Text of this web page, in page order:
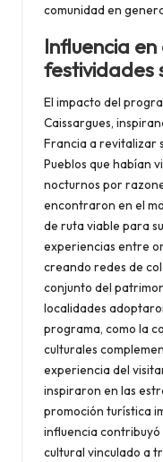
comunidad en
Influencia
festividades
El impacto del
Caissargues,
Francia a revitalizar
Pueblos que habían
nocturnos por
encontraron en el
de ruta viable para
experiencias entre
creando redes de
conjunto del
localidades
programa, como la
culturales
experiencia del
inspiraron en las
promoción turística
influencia
cultural vinculado a